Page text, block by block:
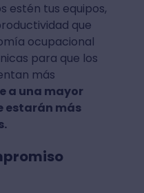
estén tus equipos,
que
ocupacional
para que los
más
a una mayor
estarán más